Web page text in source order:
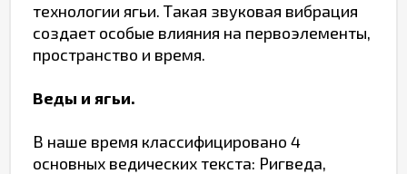
технологии ягьи. Такая звуковая вибрация
создает особые влияния на первоэлементы,
пространство и время.
Веды и ягьи.
В наше время классифицировано 4
основных ведических текста: Ригведа,